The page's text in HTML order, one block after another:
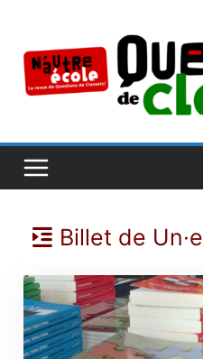
contenu
Billet de Un·e